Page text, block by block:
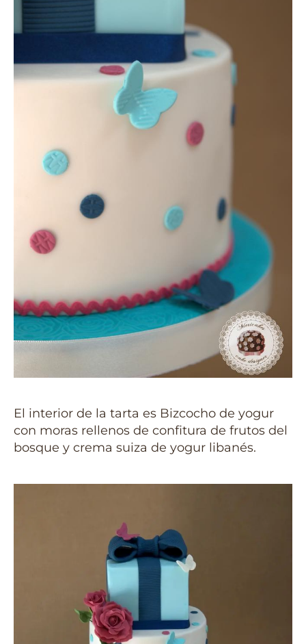
El interior de la tarta es Bizcocho de yogur
con moras rellenos de confitura de frutos del
bosque y crema suiza de yogur libanés.